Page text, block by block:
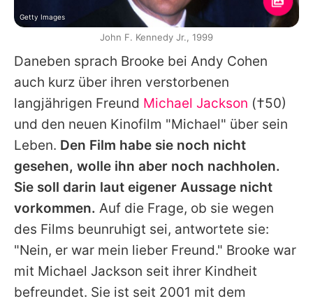
Daneben sprach Brooke bei Andy Cohen
auch kurz über ihren verstorbenen
langjährigen Freund Michael Jackson (†50)
und den neuen Kinofilm "Michael" über sein
Leben. Den Film habe sie noch nicht
gesehen, wolle ihn aber noch nachholen.
Sie soll darin laut eigener Aussage nicht
vorkommen. Auf die Frage, ob sie wegen
des Films beunruhigt sei, antwortete sie:
"Nein, er war mein lieber Freund." Brooke war
mit Michael Jackson seit ihrer Kindheit
befreundet. Sie ist seit 2001 mit dem
Getty Images
John F. Kennedy Jr., 1999